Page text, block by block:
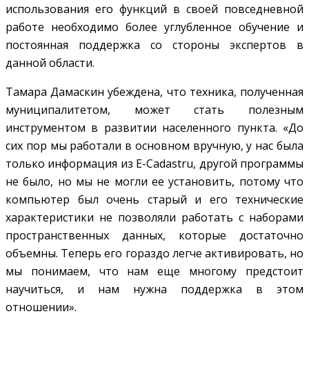
использования его функций в своей повседневной
работе необходимо более углубленное обучение и
постоянная поддержка со стороны экспертов в
данной области.
Тамара Дамаскин убеждена, что техника, полученная
муниципалитетом, может стать полезным
инструментом в развитии населенного пункта. «До
сих пор мы работали в основном вручную, у нас была
только информация из E-Cadastru, другой программы
не было, но мы не могли ее установить, потому что
компьютер был очень старый и его технические
характеристики не позволяли работать с наборами
пространственных данных, которые достаточно
объемны. Теперь его гораздо легче активировать, но
мы понимаем, что нам еще многому предстоит
научиться, и нам нужна поддержка в этом
отношении».